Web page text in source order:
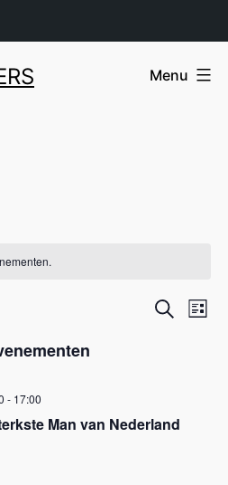
Menu
Zoeken
Lijst
- 17:00
Man van Nederland